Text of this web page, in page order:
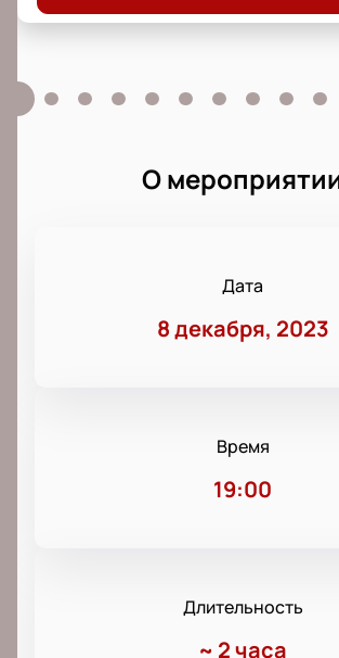
О
Дата
8 декабря, 2023
Время
19:00
Длительность
~ 2 часа